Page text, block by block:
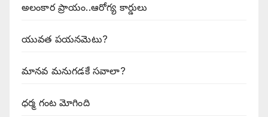
అలంకార ప్రాయం..ఆరోగ్య కార్డులు
యువత పయనమెటు?
మానవ మనుగడకే సవాలా?
ధర్మ గంట మోగింది